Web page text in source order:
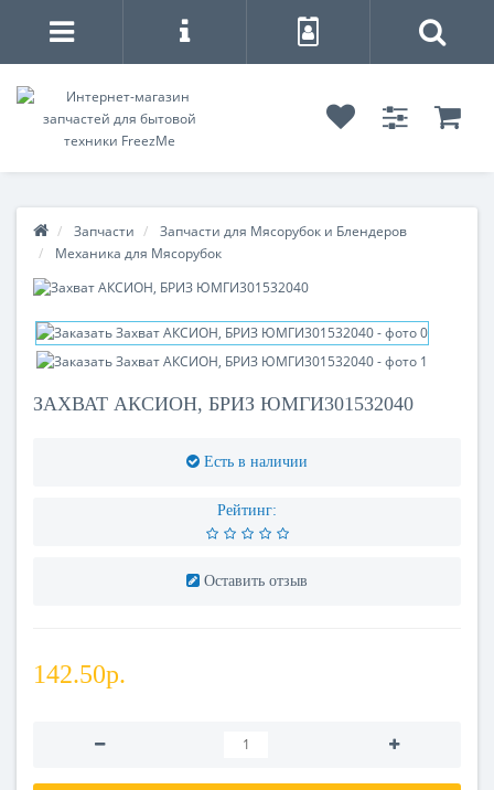
Запчасти
Запчасти для Мясорубок и Блендеров
Механика для Мясорубок
ЗАХВАТ АКСИОН, БРИЗ ЮМГИ301532040
Есть в наличии
Рейтинг:
Оставить отзыв
142.50р.